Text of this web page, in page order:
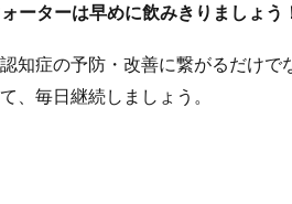
ーターは早めに飲みきりましょう
知症の予防・改善に繋がるだけ
、毎日継続しましょう。